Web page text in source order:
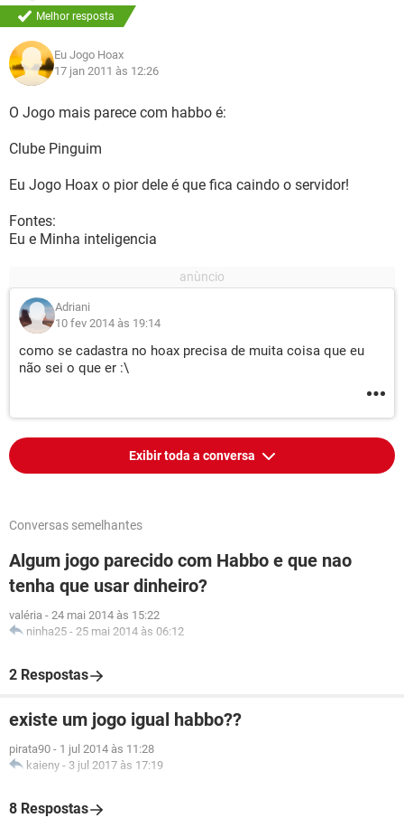
Melhor resposta
Eu Jogo Hoax
17 jan 2011 às 12:26
O Jogo mais parece com habbo é:
Clube Pinguim
Eu Jogo Hoax o pior dele é que fica caindo o servidor!
Fontes:
Eu e Minha inteligencia
Adriani
10 fev 2014 às 19:14
como se cadastra no hoax precisa de muita coisa que eu
não sei o que er :\
Exibir toda a conversa
Conversas semelhantes
Algum jogo parecido com Habbo e que nao
tenha que usar dinheiro?
valéria - 24 mai 2014 às 15:22
ninha25 - 25 mai 2014 às 06:12
2 Respostas
existe um jogo igual habbo??
pirata90 - 1 jul 2014 às 11:28
kaieny - 3 jul 2017 às 17:19
8 Respostas